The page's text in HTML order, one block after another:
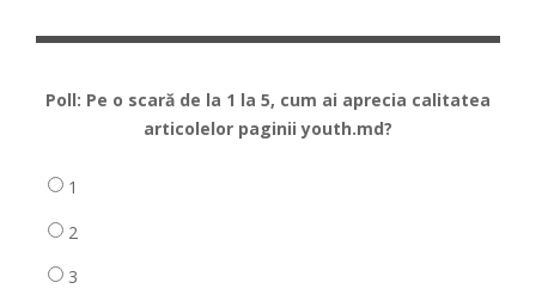
Poll: Pe o scară de la 1 la 5, cum ai aprecia calitatea
articolelor paginii youth.md?
1
2
3